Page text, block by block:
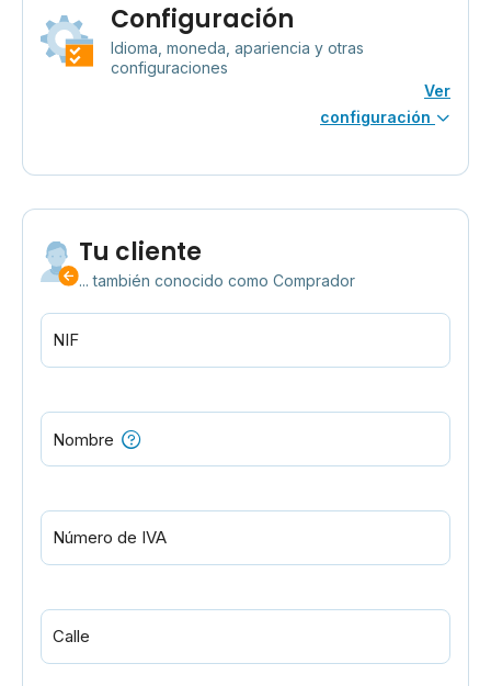
Configuración
Idioma, moneda, apariencia y otras
configuraciones
Ver
configuración
Tu cliente
... también conocido como Comprador
NIF
Nombre
Número de IVA
Calle